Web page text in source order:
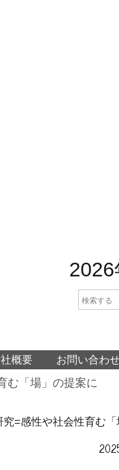
2026
概要 お問い合わ
む「場」の提案に
=感性や社会性育む